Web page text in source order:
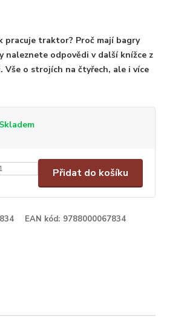
pracuje traktor? Proč mají bagry
naleznete odpovědi v další knížce z
Vše o strojích na čtyřech, ale i více
Skladem
Přidat do košíku
EAN kód: 9788000067834